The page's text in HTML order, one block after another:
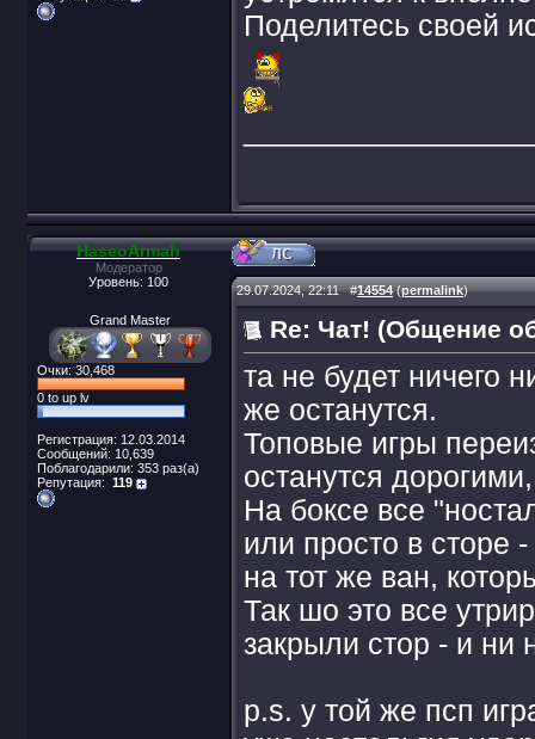
Поделитесь своей
HaseoArmah
Модератор
Уровень: 100
Grand Master
Очки: 30,468
0 to up lv
Регистрация: 12.03.2014
Сообщений: 10,639
Поблагодарили: 353 раз(а)
Репутация: 119
29.07.2024, 22:11#14554(permalink)
Re: Чат! (Общение
та не будет ничего
же останутся.
Топовые игры
останутся
На боксе все
или просто в сторе
на тот же ван,
Так шо это все
закрыли стор - и ни
p.s. у той же псп